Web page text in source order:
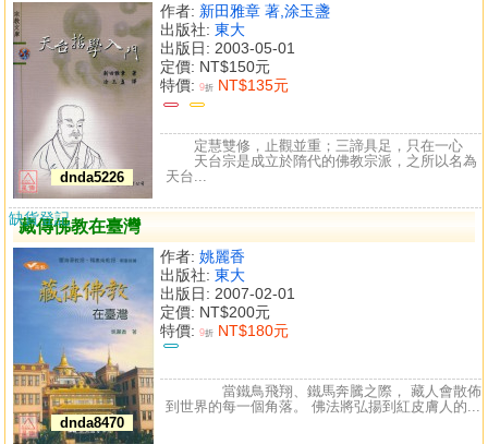
dnda5226
作者: 新田雅章 著,涂玉盞
出版社: 東大
出版日: 2003-05-01
定價: NT$150元
特價: 9折 NT$135元
定慧雙修，止觀並重；三諦具足，只在一心
天台宗是成立於隋代的佛教宗派，之所以名為
天台...
藏傳佛教在臺灣
dnda8470
作者: 姚麗香
出版社: 東大
出版日: 2007-02-01
定價: NT$200元
特價: 9折 NT$180元
缺貨登記
當鐵鳥飛翔、鐵馬奔騰之際， 藏人會散佈
到世界的每一個角落。 佛法將弘揚到紅皮膚人的...